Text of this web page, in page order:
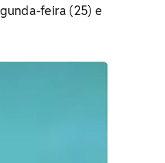
feira (25) e